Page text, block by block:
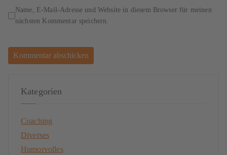
Name, E-Mail-Adresse und Website in diesem Browser für meinen
nächsten Kommentar speichern.
Kategorien
Coaching
Diverses
Humorvolles